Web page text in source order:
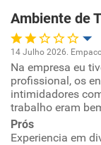
Recomenda
Recomenda
Ambiente de
Oportunidade
Ambiente de
Conciliação com
14 Julho 2026.
Na empresa eu
profissional, os
intimidadores
trabalho eram
Prós
Experiencia em